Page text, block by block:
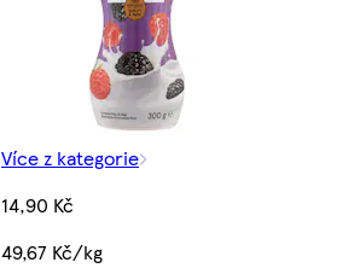
Více z kategorie
14,90 Kč
49,67 Kč/kg